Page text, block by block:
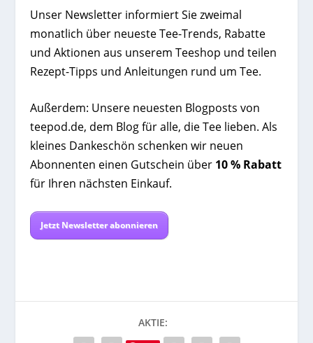
Unser Newsletter informiert Sie zweimal
monatlich über neueste Tee-Trends, Rabatte
und Aktionen aus unserem Teeshop und teilen
Rezept-Tipps und Anleitungen rund um Tee.
Außerdem: Unsere neuesten Blogposts von
teepod.de, dem Blog für alle, die Tee lieben. Als
kleines Dankeschön schenken wir neuen
Abonnenten einen Gutschein über 10 % Rabatt
für Ihren nächsten Einkauf.
Jetzt Newsletter abonnieren
AKTIE: